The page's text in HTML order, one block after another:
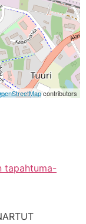
contributors
tapahtuma-